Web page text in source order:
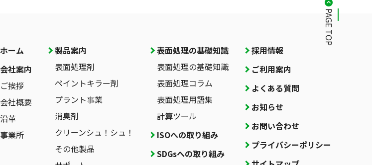
ホーム
会社案内
ご挨拶
会社概要
沿革
事業所
製品案内
表面処理剤
ペイントキラー剤
プラント事業
消臭剤
クリーンシュ！シュ！
その他製品
表面処理の基礎知識
表面処理の基礎知識
表面処理コラム
表面処理用語集
計算ツール
ISOへの取り組み
SDGsへの取り組み
採用情報
ご利用案内
よくある質問
お知らせ
お問い合わせ
プライバシーポリシー
PAGE TOP